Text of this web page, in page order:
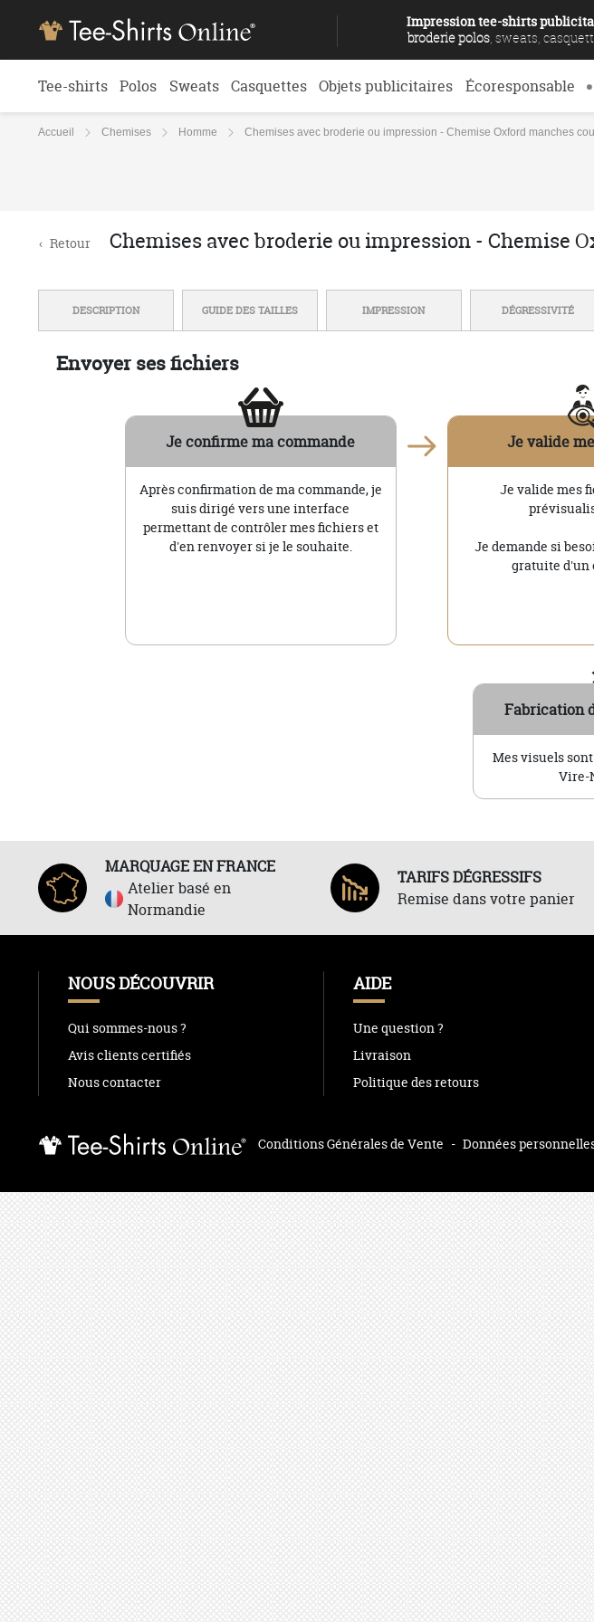
Impression tee-shirts
broderie polos , sweats,
Tee-shirts Polos Sweats Casquettes Objets publicitaires Écoresponsable
Accueil Chemises Homme Chemises avec broderie ou impression - Chemise Oxford manches
‹ Retour Chemises avec broderie ou impression - Chemise
DESCRIPTION GUIDE DES TAILLES IMPRESSION DÉGRESSIVITÉ
Envoyer ses fichiers
Je confirme ma commande
Après confirmation de ma commande, je
suis dirigé vers une interface
permettant de contrôler mes fichiers et
d'en renvoyer si je le souhaite.
Je valide
Je valide mes
Je demande si
gratuite d'un
Fabrication
Mes visuels
Vire-
MARQUAGE EN FRANCE
Atelier basé en
Normandie
TARIFS DÉGRESSIFS
Remise dans votre panier
NOUS DÉCOUVRIR
Qui sommes-nous ?
Avis clients certifiés
Nous contacter
AIDE
Une question ?
Livraison
Politique des retours
Conditions Générales de Vente - Données